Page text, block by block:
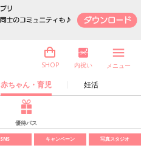
赤ちゃん・育児 妊活
SHOP 内祝い メニュー
優待パス
SNS キャンペーン 写真スタジオ